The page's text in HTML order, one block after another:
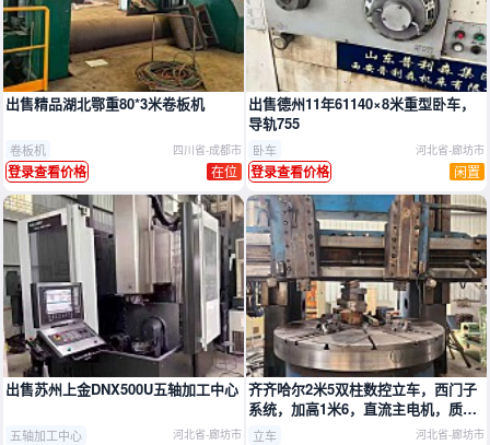
推广
出售精品湖北鄂重80*3米卷板机
卷板机 四川省-成都市
登录查看价格 在位
推广
出售德州11年61140×8米重型卧车，
导轨755
卧车 河北省-廊坊市
登录查看价格 闲置
推广
出售苏州上金DNX500U五轴加工中心
五轴加工中心 河北省-廊坊市
推广
齐齐哈尔2米5双柱数控立车，西门子
系统，加高1米6，直流主电机，质量
非常好
立车 河北省-廊坊市